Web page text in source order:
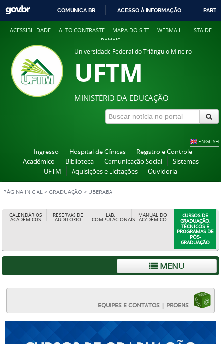
COMUNICA BR ACESSO À INFORMAÇÃO
ACESSIBILIDADE ALTO CONTRASTE MAPA DO SITE WEBMAIL
LISTA DE
RAMAIS
Universidade Federal do Triângulo Mineiro
UFTM
MINISTÉRIO DA EDUCAÇÃO
ENGLISH
Ingresso Hospital de Clínicas
Registro e Controle
Acadêmico
Biblioteca Comunicação Social
Sistemas
UFTM
Aquisições e Licitações Ouvidoria
PÁGINA INICIAL > GRADUAÇÃO > UBERABA
CALENDÁRIOS
ACADÊMICOS
RESERVAS DE
AUDITÓRIO
LAB.
COMPUTACIONAIS
MANUAL DO
ACADÊMICO
CURSOS DE
GRADUAÇÃO,
TÉCNICOS E
PROGRAMAS DE
PÓS-
GRADUAÇÃO
MENU
EQUIPES E CONTATOS | PROENS